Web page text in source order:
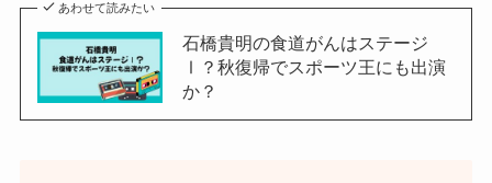
あわせて読みたい
石橋貴明の食道がんはステージ
Ⅰ？秋復帰でスポーツ王にも出演
か？